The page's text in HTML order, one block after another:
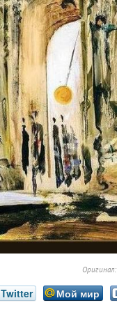
Оригинал:
Twitter Мой мир